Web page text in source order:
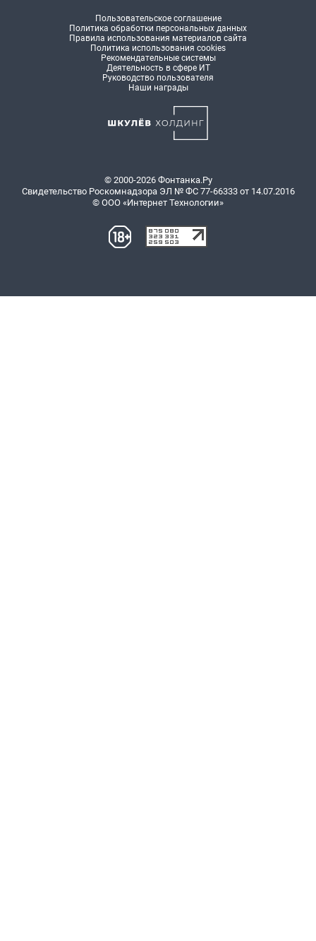
Пользовательское соглашение
Политика обработки персональных данных
Правила использования материалов сайта
Политика использования cookies
Рекомендательные системы
Деятельность в сфере ИТ
Руководство пользователя
Наши награды
© 2000-2026 Фонтанка.Ру
Свидетельство Роскомнадзора ЭЛ № ФС 77-66333 от 14.07.2016
© ООО «Интернет Технологии»